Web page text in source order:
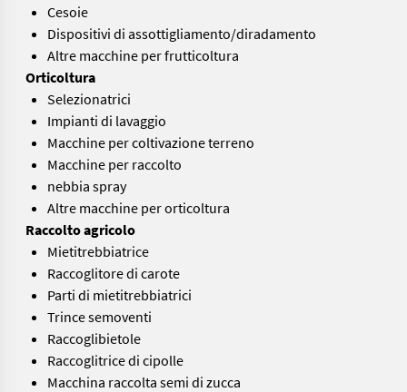
Cesoie
Dispositivi di assottigliamento/diradamento
Altre macchine per frutticoltura
Orticoltura
Selezionatrici
Impianti di lavaggio
Macchine per coltivazione terreno
Macchine per raccolto
nebbia spray
Altre macchine per orticoltura
Raccolto agricolo
Mietitrebbiatrice
Raccoglitore di carote
Parti di mietitrebbiatrici
Trince semoventi
Raccoglibietole
Raccoglitrice di cipolle
Macchina raccolta semi di zucca